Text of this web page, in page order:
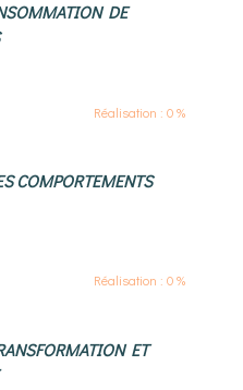
DE
Réalisation : 0 %
COMPORTEMENTS
Réalisation : 0 %
ET